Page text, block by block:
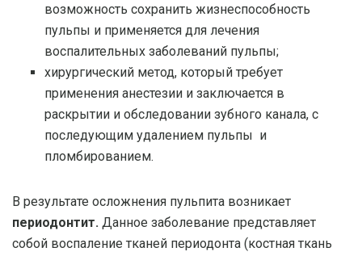
возможность сохранить жизнеспособность
пульпы и применяется для лечения
воспалительных заболеваний пульпы;
хирургический метод, который требует
применения анестезии и заключается в
раскрытии и обследовании зубного канала, с
последующим удалением пульпы и
пломбированием.
В результате осложнения пульпита возникает
периодонтит. Данное заболевание представляет
собой воспаление тканей периодонта (костная ткань